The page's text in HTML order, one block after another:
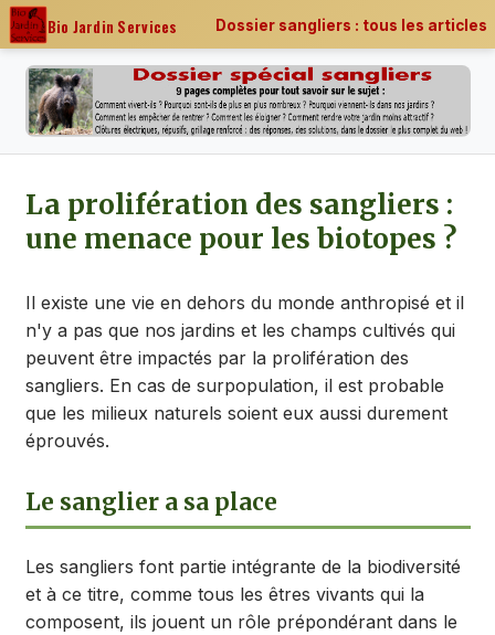
Bio Jardin Services Dossier sangliers : tous les articles
La prolifération des sangliers :
une menace pour les biotopes ?
Il existe une vie en dehors du monde anthropisé et il
n'y a pas que nos jardins et les champs cultivés qui
peuvent être impactés par la prolifération des
sangliers. En cas de surpopulation, il est probable
que les milieux naturels soient eux aussi durement
éprouvés.
Le sanglier a sa place
Les sangliers font partie intégrante de la biodiversité
et à ce titre, comme tous les êtres vivants qui la
composent, ils jouent un rôle prépondérant dans le